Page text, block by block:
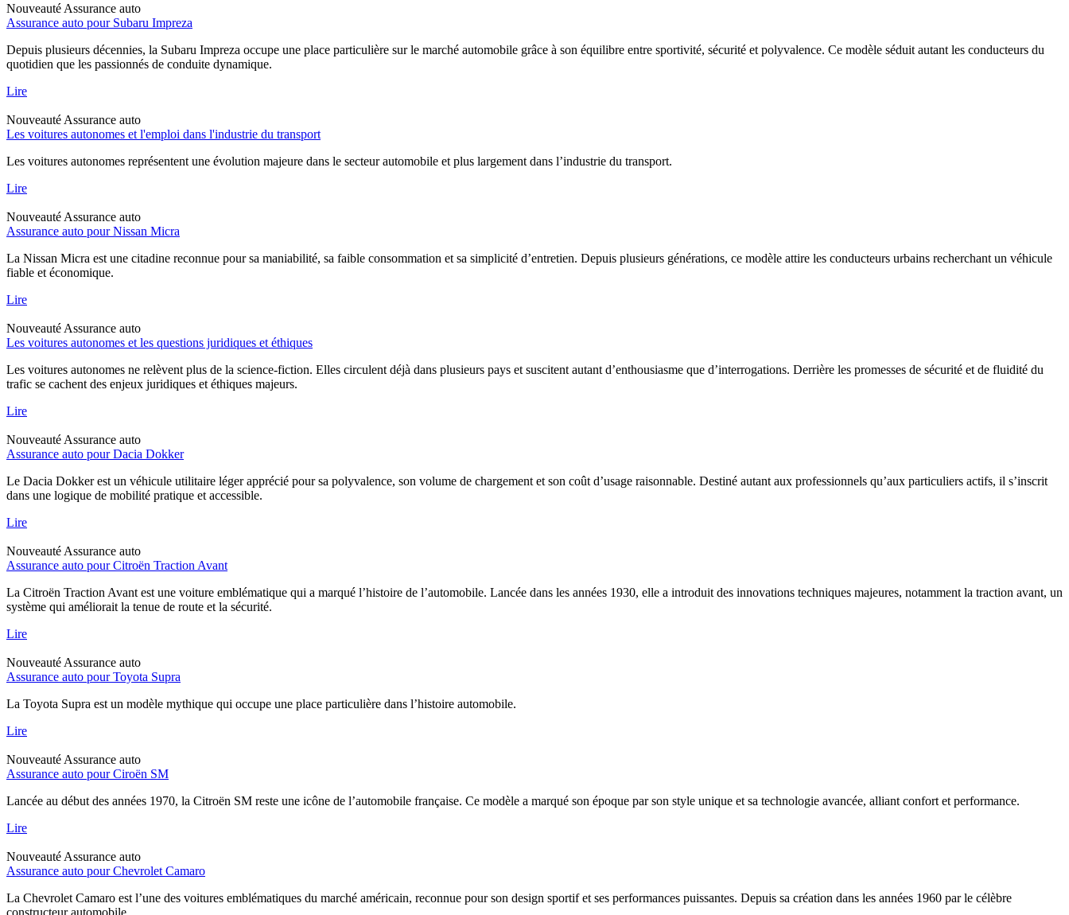
Nouveauté Assurance auto
Assurance auto pour Subaru Impreza
Depuis plusieurs décennies, la Subaru Impreza occupe une place particulière sur le marché automobile grâce à son équilibre entre sportivité, sécurité et polyvalence. Ce modèle séduit autant les conducteurs du
quotidien que les passionnés de conduite dynamique.
Lire
Nouveauté Assurance auto
Les voitures autonomes et l'emploi dans l'industrie du transport
Les voitures autonomes représentent une évolution majeure dans le secteur automobile et plus largement dans l’industrie du transport.
Lire
Nouveauté Assurance auto
Assurance auto pour Nissan Micra
La Nissan Micra est une citadine reconnue pour sa maniabilité, sa faible consommation et sa simplicité d’entretien. Depuis plusieurs générations, ce modèle attire les conducteurs urbains recherchant un véhicule
fiable et économique.
Lire
Nouveauté Assurance auto
Les voitures autonomes et les questions juridiques et éthiques
Les voitures autonomes ne relèvent plus de la science-fiction. Elles circulent déjà dans plusieurs pays et suscitent autant d’enthousiasme que d’interrogations. Derrière les promesses de sécurité et de fluidité du
trafic se cachent des enjeux juridiques et éthiques majeurs.
Lire
Nouveauté Assurance auto
Assurance auto pour Dacia Dokker
Le Dacia Dokker est un véhicule utilitaire léger apprécié pour sa polyvalence, son volume de chargement et son coût d’usage raisonnable. Destiné autant aux professionnels qu’aux particuliers actifs, il s’inscrit
dans une logique de mobilité pratique et accessible.
Lire
Nouveauté Assurance auto
Assurance auto pour Citroën Traction Avant
La Citroën Traction Avant est une voiture emblématique qui a marqué l’histoire de l’automobile. Lancée dans les années 1930, elle a introduit des innovations techniques majeures, notamment la traction avant, un
système qui améliorait la tenue de route et la sécurité.
Lire
Nouveauté Assurance auto
Assurance auto pour Toyota Supra
La Toyota Supra est un modèle mythique qui occupe une place particulière dans l’histoire automobile.
Lire
Nouveauté Assurance auto
Assurance auto pour Ciroën SM
Lancée au début des années 1970, la Citroën SM reste une icône de l’automobile française. Ce modèle a marqué son époque par son style unique et sa technologie avancée, alliant confort et performance.
Lire
Nouveauté Assurance auto
Assurance auto pour Chevrolet Camaro
La Chevrolet Camaro est l’une des voitures emblématiques du marché américain, reconnue pour son design sportif et ses performances puissantes. Depuis sa création dans les années 1960 par le célèbre
constructeur automobile.